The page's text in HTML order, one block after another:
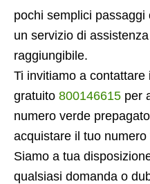
pochi semplici
un servizio di
raggiungibile.
Ti invitiamo a
gratuito 800146615 per
numero verde
acquistare il tuo
Siamo a tua
qualsiasi domanda o